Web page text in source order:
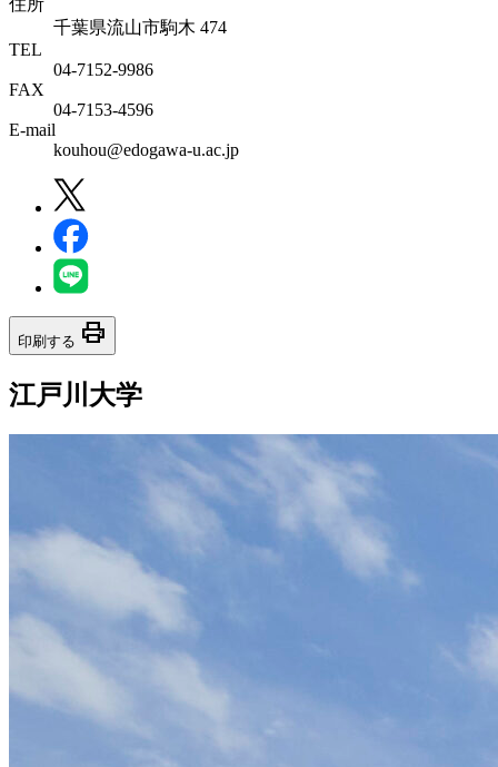
千葉県流山市駒木 474
TEL
04-7152-9986
FAX
04-7153-4596
E-mail
kouhou@edogawa-u.ac.jp
印刷する print
江戸川大学